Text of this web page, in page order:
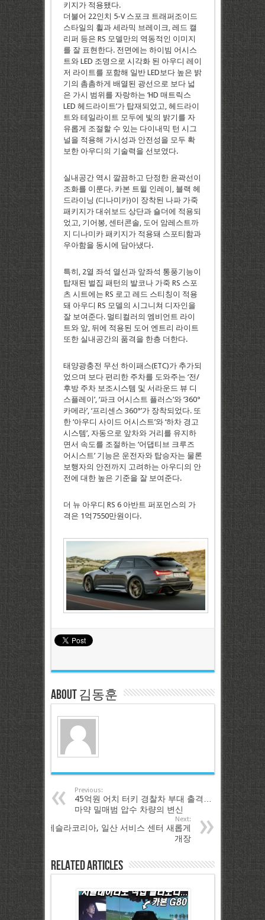
키지가 적용됐다.
더불어 22인치 5-V 스포크 트래퍼조이드
스타일의 휠과 세라믹 브레이크, 레드 캘
리퍼 등은 RS 모델만의 역동적인 이미지
를 잘 표현한다. 전면에는 하이빔 어시스
트와 LED 조명으로 시각화 된 아우디 레이
저 라이트를 포함해 일반 LED보다 높은 밝
기의 촘촘하게 배열된 광선으로 보다 넓
은 가시 범위를 자랑하는 ‘HD 매트릭스
LED 헤드라이트’가 탑재되었고, 헤드라이
트와 테일라이트 모두에 빛의 밝기를 자
유롭게 조절할 수 있는 다이내믹 턴 시그
널을 적용해 가시성과 안전성을 모두 확
보한 아우디의 기술력을 선보였다.
실내공간 역시 깔끔하고 단정한 윤곽선이
조화를 이룬다. 카본 트윌 인레이, 블랙 헤
드라이닝 (디나미카)이 장착된 나파 가죽
패키지가 대쉬보드 상단과 숄더에 적용되
었고, 기어봉, 센터콘솔, 도어 암레스트까
지 디나미카 패키지가 적용돼 스포티함과
우아함을 동시에 담아냈다.
특히, 2열 좌석 열선과 앞좌석 통풍기능이
탑재된 벌집 패턴의 발코나 가죽 RS 스포
츠 시트에는 RS 로고 레드 스티칭이 적용
돼 아우디 RS 모델의 시그니쳐 디자인을
잘 보여준다. 멀티컬러의 엠비언트 라이
트와 앞, 뒤에 적용된 도어 엔트리 라이트
또한 실내공간의 품격을 한층 더한다.
태양광충전 무선 하이패스(ETC)가 추가되
었으며 보다 편리한 주차를 도와주는 ‘전/
후방 주차 보조시스템 및 서라운드 뷰 디
스플레이’, ‘파크 어시스트 플러스’와 ‘360°
카메라’, ‘프리센스 360°’가 장착되었다. 또
한 ‘아우디 사이드 어시스트’와 ‘하차 경고
시스템’, 자동으로 앞차와 거리를 유지하
면서 속도를 조절하는 ‘어댑티브 크루즈
어시스트’ 기능은 운전자와 탑승자는 물론
보행자의 안전까지 고려하는 아우디의 안
전에 대한 높은 기준을 잘 보여준다.
더 뉴 아우디 RS 6 아반트 퍼포먼스의 가
격은 1억7550만원이다.
About 김동훈
Previous:
45억원 어치 터키 경찰차 부대 출격…
마약 밀매범 압수 차량의 변신
Next:
테슬라코리아, 일산 서비스 센터 새롭게
개장
Related Articles